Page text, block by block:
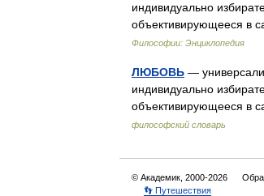
индивидуально
объективирующееся в
Философии: Энциклопедия
ЛЮБОВЬ —
индивидуально
объективирующееся в
философский словарь
© Академик, 2000-2026
👣 Путешествия